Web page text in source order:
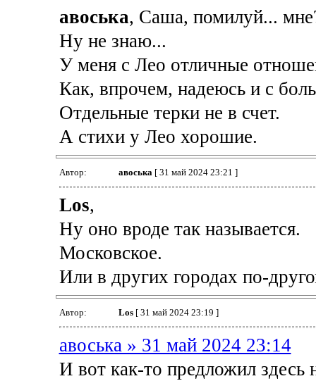
авоська, Саша, помилуй...
Ну не знаю...
У меня с Лео отличные
Как, впрочем, надеюсь и с
Отдельные терки не в счет.
А стихи у Лео хорошие.
Автор: авоська [ 31 май 2024 23:21 ]
Los,
Ну оно вроде так называется.
Московское.
Или в других городах по-
Автор: Los[ 31 май 2024 23:19 ]
авоська » 31 май 2024 23:14
И вот как-то предложил